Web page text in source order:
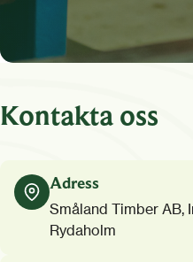
Kontakta oss
Adress
Småland Timber AB,
Rydaholm